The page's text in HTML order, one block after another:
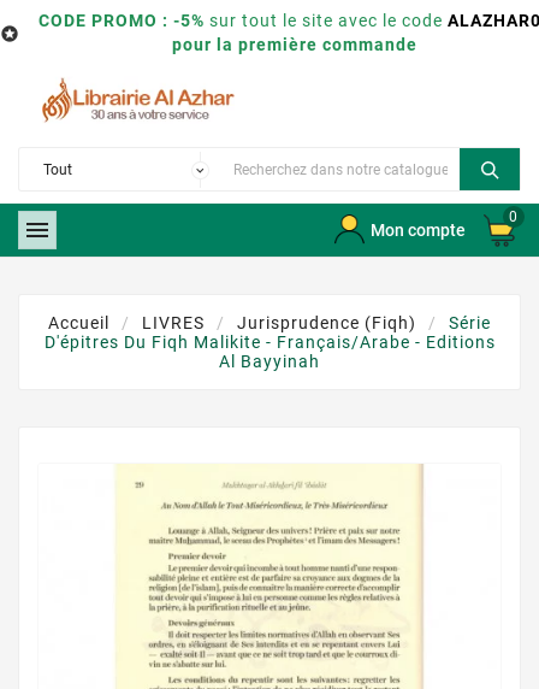

CODE PROMO : -5% sur tout le site avec le code
pour la première commande
 Mon compte
0
Accueil LIVRES Jurisprudence (Fiqh)
Série
D'épitres Du Fiqh Malikite - Français/Arabe - Editions
Al Bayyinah